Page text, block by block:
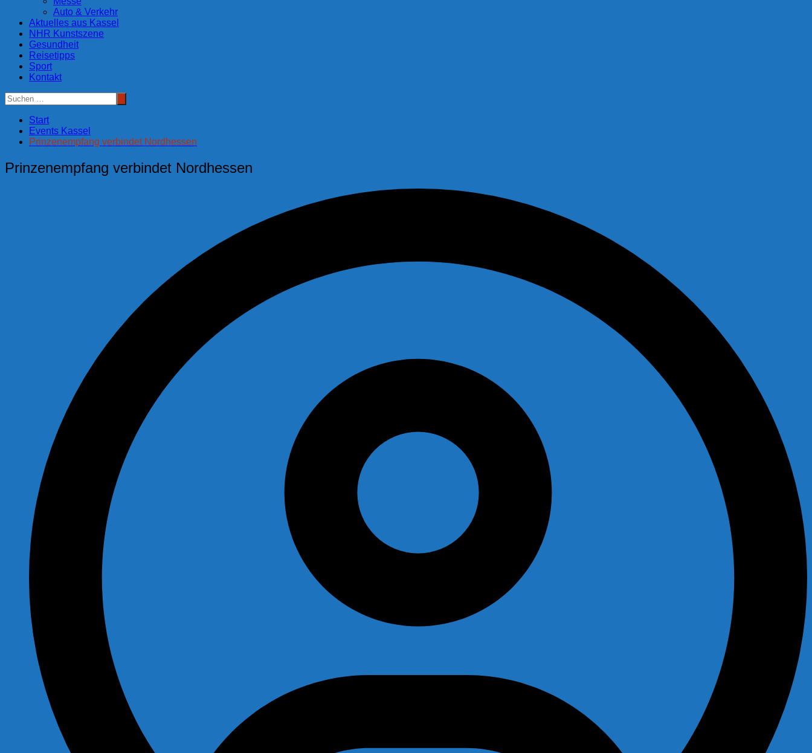
Auto & Verkehr
Aktuelles aus Kassel
NHR Kunstszene
Gesundheit
Reisetipps
Sport
Kontakt
Start
Events Kassel
Prinzenempfang verbindet Nordhessen
Prinzenempfang verbindet Nordhessen